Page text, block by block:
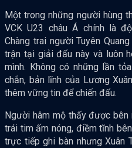
Một trong những người hùng
VCK U23 châu Á chính là
Chàng trai người Tuyên
trận tại giải đấu này và luôn
mình. Không có những lần
chắn, bản lĩnh của Lương
thêm vững tin để chiến đấu.
Người hâm mộ thấy được
trái tim ấm nóng, điềm tĩnh
trực tiếp ghi bàn nhưng Xuân